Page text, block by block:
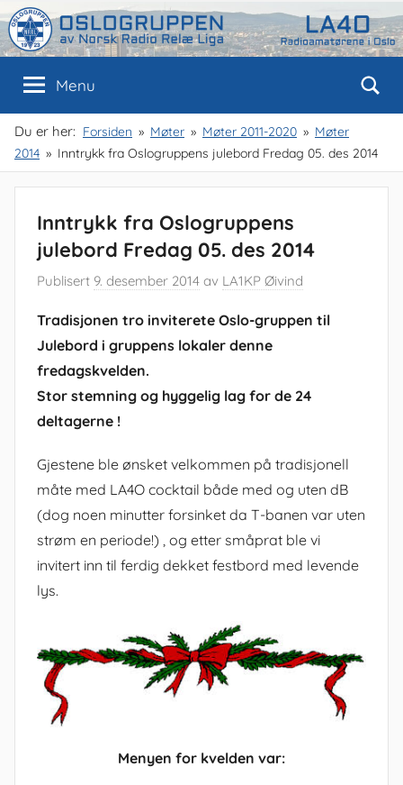
Skip
to
content
Oslogruppen
av
NRRL
Oslo
Menu
Du er her: Forsiden Møter Møter 2011-2020
Møter
2014
Inntrykk fra Oslogruppens julebord Fredag 05. des 2014
Inntrykk fra Oslogruppens
julebord Fredag 05. des 2014
Publisert 9. desember 2014 av LA1KP Øivind
Tradisjonen tro inviterete Oslo-gruppen til
Julebord i gruppens lokaler denne
fredagskvelden.
Stor stemning og hyggelig lag for de 24
deltagerne !
Gjestene ble ønsket velkommen på tradisjonell
måte med LA4O cocktail både med og uten dB
(dog noen minutter forsinket da T-banen var uten
strøm en periode!) , og etter småprat ble vi
invitert inn til ferdig dekket festbord med levende
lys.
Menyen for kvelden var: